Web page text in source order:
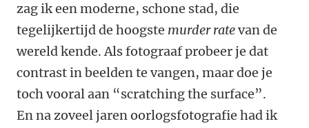
zag ik een moderne, schone stad, die
tegelijkertijd de hoogste murder ratevan de
wereld kende. Als fotograaf probeer je dat
contrast in beelden te vangen, maar doe je
toch vooral aan “scratching the surface”.
En na zoveel jaren oorlogsfotografie had ik